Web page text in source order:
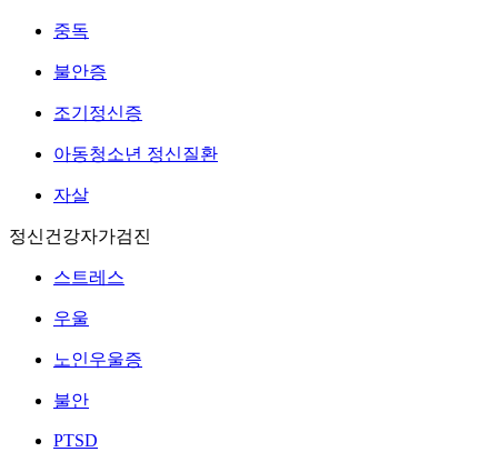
중독
불안증
조기정신증
아동청소년 정신질환
자살
정신건강자가검진
스트레스
우울
노인우울증
불안
PTSD